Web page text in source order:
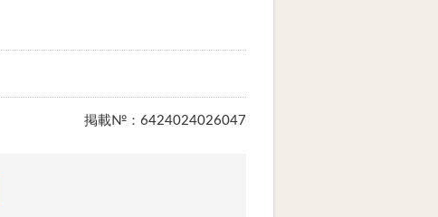
掲載№：6424024026047